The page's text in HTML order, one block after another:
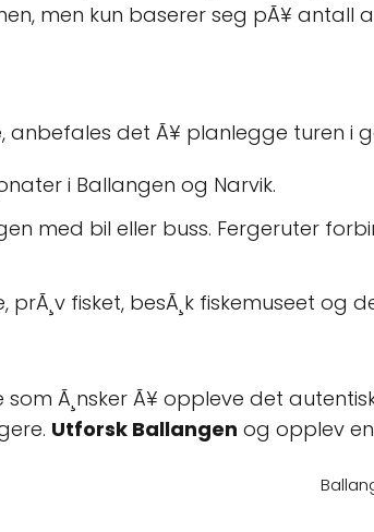
men kun baserer seg pÃ¥ antall
anbefales det Ã¥ planlegge turen i
i Ballangen og Narvik.
med bil eller buss. Fergeruter
fisket, besÃ¸k fiskemuseet og
Ã¸nsker Ã¥ oppleve det
Utforsk Ballangen og opplev